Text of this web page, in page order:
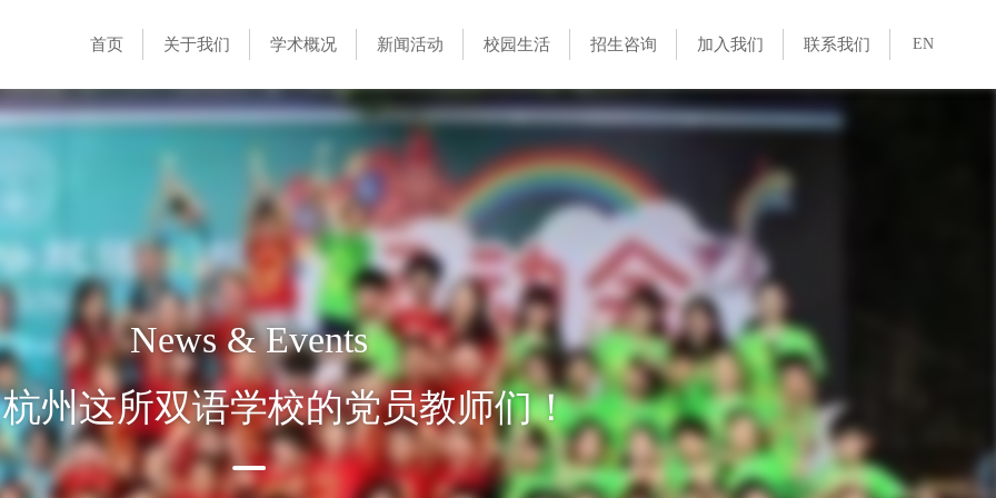
首页 关于我们 学术概况 新闻活动 校园生活 招生咨询 加入我们 联系我们 EN
News & Events
州这所双语学校的党员教师们！